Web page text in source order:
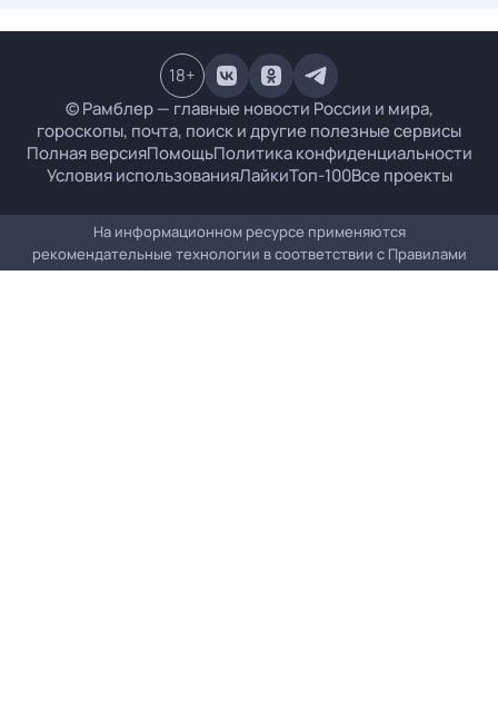
© Рамблер — главные новости России и мира,
гороскопы, почта, поиск и другие полезные сервисы
Полная версияПомощьПолитика конфиденциальности
Условия использованияЛайкиТоп-100Все проекты
18+
На информационном ресурсе применяются
рекомендательные технологии в соответствии с Правилами